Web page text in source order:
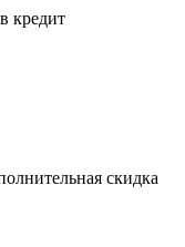
кредит
скидка